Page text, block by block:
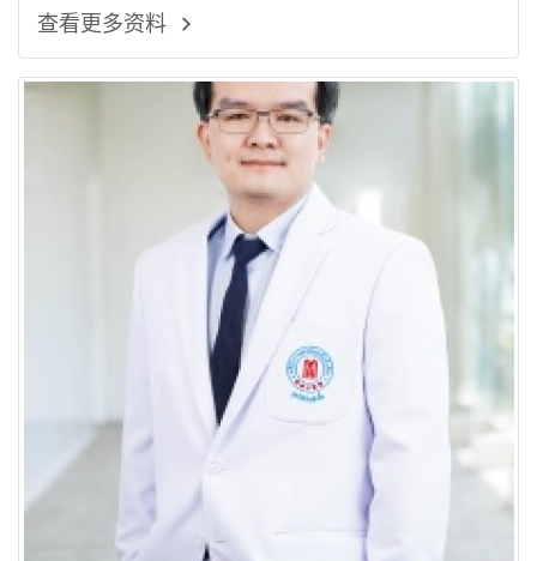
查看更多资料